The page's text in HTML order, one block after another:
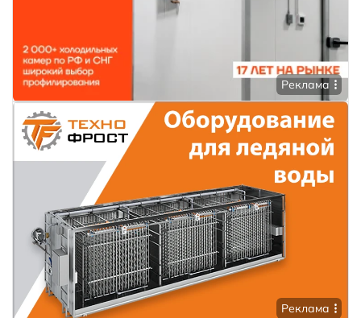
Реклама
Реклама